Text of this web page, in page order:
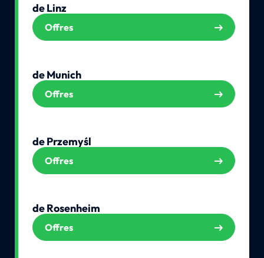
de Linz
Offres
de Munich
Offres
de Przemyśl
Offres
de Rosenheim
Offres